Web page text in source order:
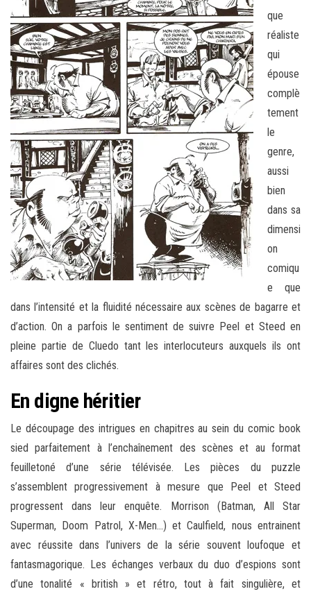
que
réaliste
qui
épouse
complè
tement
le
genre,
aussi
bien
dans sa
dimensi
on
comiqu
e que
dans l’intensité et la fluidité nécessaire aux scènes de bagarre et
d’action. On a parfois le sentiment de suivre Peel et Steed en
pleine partie de Cluedo tant les interlocuteurs auxquels ils ont
affaires sont des clichés.
En digne héritier
Le découpage des intrigues en chapitres au sein du comic book
sied parfaitement à l’enchaînement des scènes et au format
feuilletoné d’une série télévisée. Les pièces du puzzle
s’assemblent progressivement à mesure que Peel et Steed
progressent dans leur enquête. Morrison (Batman, All Star
Superman, Doom Patrol, X-Men…) et Caulfield, nous entrainent
avec réussite dans l’univers de la série souvent loufoque et
fantasmagorique. Les échanges verbaux du duo d’espions sont
d’une tonalité « british » et rétro, tout à fait singulière, et